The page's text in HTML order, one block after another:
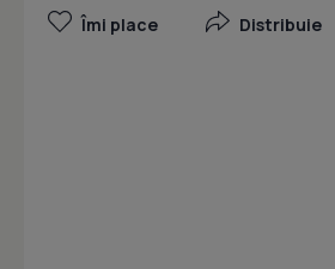
Îmi place Distribuie